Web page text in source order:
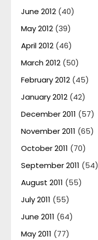
June 2012 (40)
May 2012 (39)
April 2012 (46)
March 2012 (50)
February 2012 (45)
January 2012 (42)
December 2011 (57)
November 2011 (65)
October 2011 (70)
September 2011 (54)
August 2011 (55)
July 2011 (55)
June 2011 (64)
May 2011 (77)